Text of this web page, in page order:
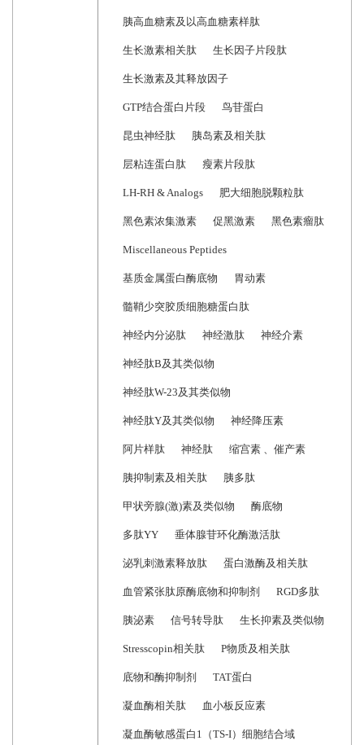
胰高血糖素及以高血糖素样肽
生长激素相关肽 生长因子片段肽
生长激素及其释放因子
GTP结合蛋白片段 鸟苷蛋白
昆虫神经肽 胰岛素及相关肽
层粘连蛋白肽 瘦素片段肽
LH-RH & Analogs 肥大细胞脱颗粒肽
黑色素浓集激素 促黑激素 黑色素瘤肽
Miscellaneous Peptides
基质金属蛋白酶底物 胃动素
髓鞘少突胶质细胞糖蛋白肽
神经内分泌肽 神经激肽 神经介素
神经肽B及其类似物
神经肽W-23及其类似物
神经肽Y及其类似物 神经降压素
阿片样肽 神经肽 缩宫素 、催产素
胰抑制素及相关肽 胰多肽
甲状旁腺(激)素及类似物 酶底物
多肽YY 垂体腺苷环化酶激活肽
泌乳刺激素释放肽 蛋白激酶及相关肽
血管紧张肽原酶底物和抑制剂 RGD多肽
胰泌素 信号转导肽 生长抑素及类似物
Stresscopin相关肽 P物质及相关肽
底物和酶抑制剂 TAT蛋白
凝血酶相关肽 血小板反应素
凝血酶敏感蛋白1（TS-I）细胞结合域